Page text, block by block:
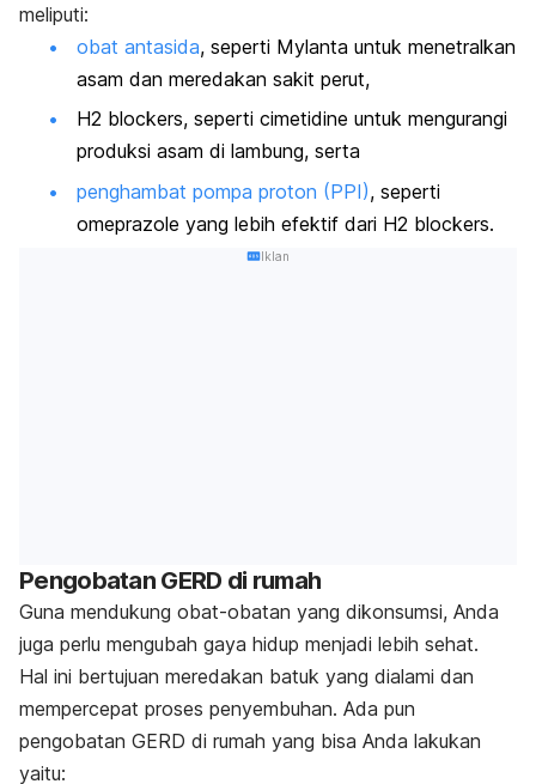
meliputi:
obat antasida, seperti Mylanta untuk menetralkan
asam dan meredakan sakit perut,
H2 blockers, seperti cimetidine untuk mengurangi
produksi asam di lambung, serta
penghambat pompa proton (PPI), seperti
omeprazole yang lebih efektif dari H2 blockers.
Iklan
Pengobatan GERD di rumah
Guna mendukung obat-obatan yang dikonsumsi, Anda
juga perlu mengubah gaya hidup menjadi lebih sehat.
Hal ini bertujuan meredakan batuk yang dialami dan
mempercepat proses penyembuhan. Ada pun
pengobatan GERD di rumah yang bisa Anda lakukan
yaitu: